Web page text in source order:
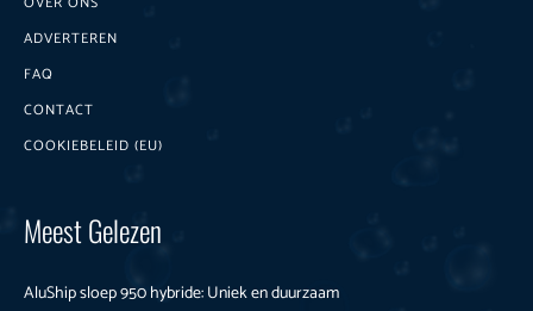
ADVERTEREN
FAQ
CONTACT
COOKIEBELEID (EU)
Meest Gelezen
AluShip sloep 950 hybride: Uniek en duurzaam